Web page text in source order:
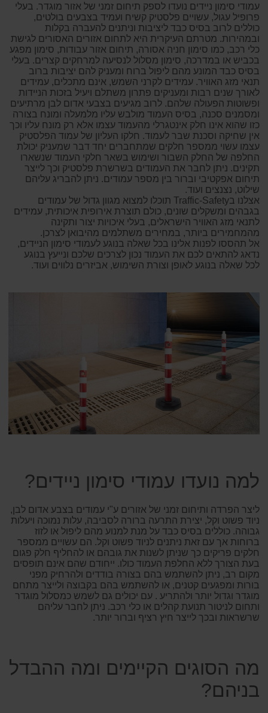
עמודי סימון ניידים נועדו לספק תיחום זמני של אזור מוגדר. בעלי
פרופיל עגול, עשויים פלסטיק קשיח ועמיד בצבעים בולטים,
כוללים לרוב בסיס כבד ליציבות וניתנים להעברה בקלות
ובמהירות. מטרתם העיקרית היא לתחום אזורים האסורים לגישת
כלי רכב, כמו סימון חניה אסורה, תיחום אזור עבודות, סימון מפגע
בכביש או במדרכה, סימון מסלול לנסיעה למרחקים קצרים. בעלי
בסיס כבד המונע מהם ליפול ברוח ומעניק להם יציבות ברוב
תנאי מזג האוויר. עמידים לקרני השמש, אינם מתכלים, עמידים
לאורך שנים רבות ומעניקים פתרון משתלם ויעיל בזכות הניידות
ופשוטות הפעולה שלהם. לרוב מגיעים בצבעי אדום לבן מרתיעים
ומסמנים סכנה, בסיס העמוד מולבש עליו מלמעלה ומונח בצורה
כזו שהוא אינו חלק אינטגרלי מהעמוד עצמו אלא רק מונח עליו וכך
אין שחיקה וסכנת שבר לעמוד. חלקו העליון של עמוד הפלסטיק
עצמו עשוי ממספר חלקים שמתחברים יחד דבר שמעניק יכולת
החלפה של החלק השבור ושימוש בשאר חלקי העמוד שנשארו
תקינים. ניתן לחבר את העמודים בשרשרת פלסטיק וכך לייצר
תיחום אפקטיבי וברור בין מספר עמודים. ניתן להבריג עליהם
שילוט, נצנצים ועוד.
אצלנו בTraffic-Safety תוכלו למצוא מגוון גדול של עמודים
בגבהים ומשקלים שונים, כולם תוצרת אירופית איכותית, עמידים
לתנאי מזג האוויר הישראלים, בעלי איכויות יצור ותקינה
מהמחמירים ביותר, במחירים משתלמים מהיבואן לצרכן.
אל תהססו לפנות אלינו בכל שאלה בנוגע לעמודי סימון הניידים,
נדאג להתאים לכם את העמוד נכון לצרכים שלכם ונייעץ בנוגע
לכל שאלה בנוגע לאופן וצורת השימוש, אביזרים נלווים ועוד.
למה נועדו עמודי סימון ניידים?
ליצר הפרדה ותיחום זמני של אזורים ע"י עמודים בצבע אדום לבן,
ניוד פשוט וקל, יצירת התרעה ברורה לסביבה, עלות נמוכה ויעלות
גבוהה. כוללים בסיס כבד על מנת למנוע מהם ליפול או לזוז
ברוחות אך עם זאת ניתנים לניוד פשוט וקל. הם עשויים ממספר
חלקים פריקים כך שניתן לשנות את גובהם או להחליף חלק פגום
בעת הצורך ללא החלפת העמוד כולו. ייחודם שהם אינם תופסים
מקום רב, ניתן להשתמש בהם בצורה בודדים ולהרחיק מפני
בורות ומפגעים קטנים, או להשתמש בהם בקבוצה ולייצר מתחם
מוגדר וגדול יותר ולהתריע . עם יכולים גם לשמש כמסלול מוגדר
ותחום לניטור תנועת קהלים או כלי רכב. ניתן לחבר עליהם
שרשראות ובכך לייצר חיץ רציף וברור יותר.
מה הסוגים הקיימים ומה ההבדל
בניהם?